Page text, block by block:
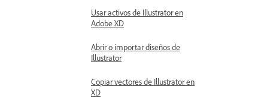
Usar activos de Illustrator en
Adobe XD
Abrir o importar diseños de
Illustrator
Copiar vectores de Illustrator en
XD